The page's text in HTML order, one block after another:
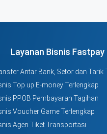
Layanan Bisnis Fastpay
Antar Bank, Setor dan Tarik
Top up E-money Terlengkap
PPOB Pembayaran Tagihan
Voucher Game Terlengkap
Agen Tiket Transportasi